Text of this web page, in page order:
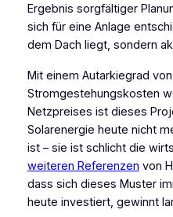
Ergebnis sorgfältiger
sich für eine Anlage
dem Dach liegt, sondern
Mit einem Autarkiegrad
Stromgestehungskosten
Netzpreises ist dieses
Solarenergie heute nicht
ist – sie ist schlicht die
weiteren Referenzen von
dass sich dieses Muster
heute investiert, gewinnt